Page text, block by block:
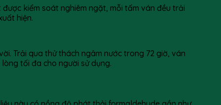
kiểm soát nghiêm ngặt, mỗi tấm ván đều trải
hiện.
Trải qua thử thách ngâm nước trong 72 giờ, ván
tối đa cho người sử dụng.